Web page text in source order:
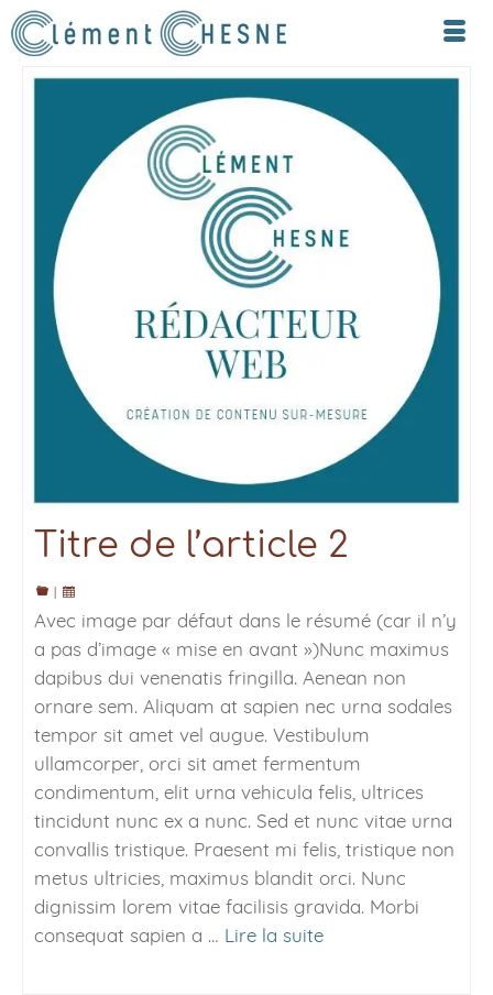
Titre de l’article 2
Avec image par défaut dans le résumé (car il n’y
a pas d’image « mise en avant »)Nunc maximus
dapibus dui venenatis fringilla. Aenean non
ornare sem. Aliquam at sapien nec urna sodales
tempor sit amet vel augue. Vestibulum
ullamcorper, orci sit amet fermentum
condimentum, elit urna vehicula felis, ultrices
tincidunt nunc ex a nunc. Sed et nunc vitae urna
convallis tristique. Praesent mi felis, tristique non
metus ultricies, maximus blandit orci. Nunc
dignissim lorem vitae facilisis gravida. Morbi
consequat sapien a … Lire la suite